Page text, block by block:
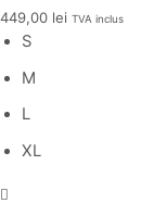
449,00 lei TVA inclus
S
M
L
XL
Placeholder